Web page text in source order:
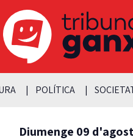
POLÍTICA
Diumenge 09